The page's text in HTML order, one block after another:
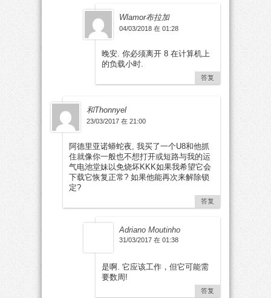
Wlamor布拉加
04/03/2018 在 01:28
晚安. 你必须离开 8 在计算机上
的负载小时.
答复
和Thonnyel
23/03/2017 在 21:00
阿德里亚诺蟒蛇夜, 我买了一个U8和他抓
住就像你一般也不想打开或短路与我的运
气电池堂妹以免烧坏KKK如果我希望它会
下载它恢复正常? 如果他能再次来解除锁
定?
答复
Adriano Moutinho
31/03/2017 在 01:38
是啊. 它应该工作，但它可能需
要数周!
答复